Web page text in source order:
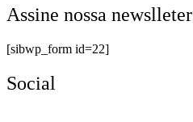
Assine nossa newslleter
[sibwp_form id=22]
Social